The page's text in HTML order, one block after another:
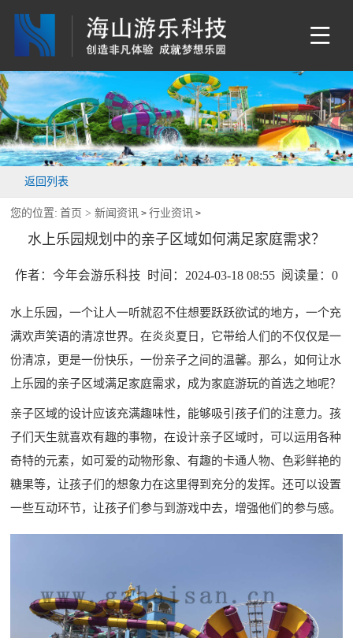
返回列表
您的位置: 首页 >新闻资讯 >行业资讯 >
水上乐园规划中的亲子区域如何满足家庭需求？
作者：今年会游乐科技 时间：2024-03-18 08:55 阅读量： 0
水上乐园，一个让人一听就忍不住想要跃跃欲试的地方，一个充
满欢声笑语的清凉世界。在炎炎夏日，它带给人们的不仅仅是一
份清凉，更是一份快乐，一份亲子之间的温馨。那么，如何让水
上乐园的亲子区域满足家庭需求，成为家庭游玩的首选之地呢？
亲子区域的设计应该充满趣味性，能够吸引孩子们的注意力。孩
子们天生就喜欢有趣的事物，在设计亲子区域时，可以运用各种
奇特的元素，如可爱的动物形象、有趣的卡通人物、色彩鲜艳的
糖果等，让孩子们的想象力在这里得到充分的发挥。还可以设置
一些互动环节，让孩子们参与到游戏中去，增强他们的参与感。